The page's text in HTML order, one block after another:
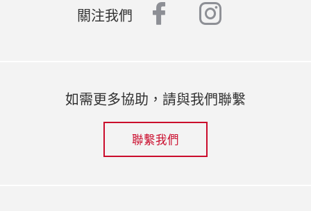
關注我們 facebook
如需更多協助，請與我們聯繫
聯繫我們